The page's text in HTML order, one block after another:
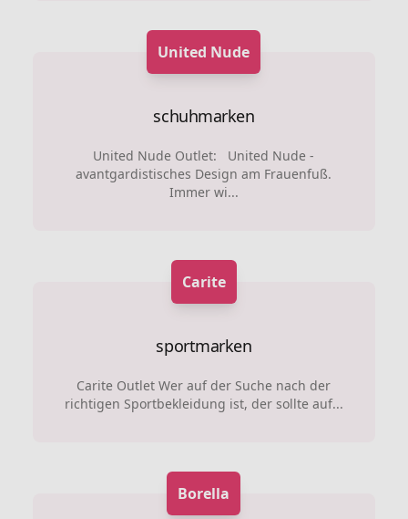
United Nude
schuhmarken
United Nude Outlet: United Nude -
avantgardistisches Design am Frauenfuß.
Immer wi...
Carite
sportmarken
Carite Outlet Wer auf der Suche nach der
richtigen Sportbekleidung ist, der sollte auf...
Borella